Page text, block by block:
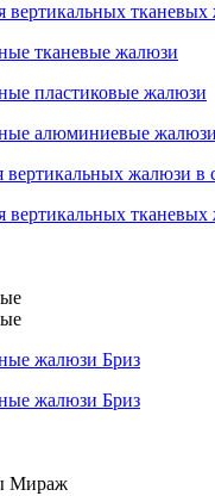
вертикальных
тканевые жалюзи
пластиковые жалюзи
алюминиевые жалюзи
вертикальных жалюзи в
вертикальных
жалюзи Бриз
жалюзи Бриз
Мираж